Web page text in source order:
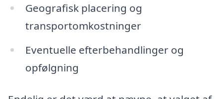
Geografisk placering og
transportomkostninger
Eventuelle efterbehandlinger og
opfølgning